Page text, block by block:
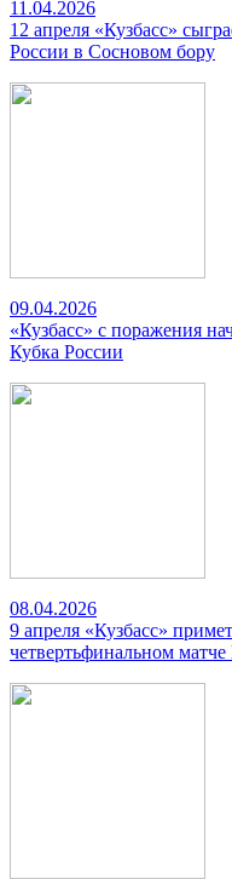
11.04.2026
12 апреля «Кузбасс»
России в Сосновом бору
09.04.2026
«Кузбасс» с поражения
Кубка России
08.04.2026
9 апреля «Кузбасс»
четвертьфинальном